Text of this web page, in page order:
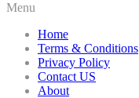
Menu
Home
Terms & Conditions
Privacy Policy
Contact US
About